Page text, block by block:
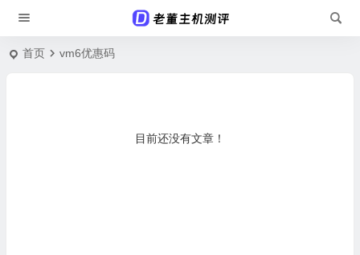
首页 vm6优惠码
目前还没有文章！